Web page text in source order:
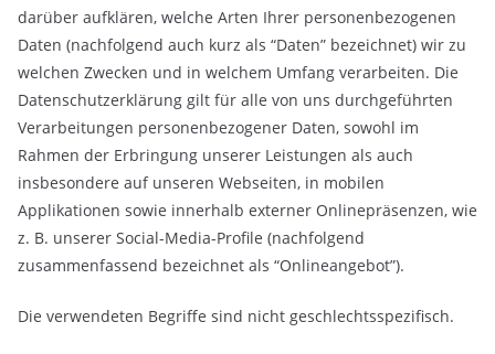
darüber aufklären, welche Arten Ihrer personenbezogenen
Daten (nachfolgend auch kurz als “Daten” bezeichnet) wir zu
welchen Zwecken und in welchem Umfang verarbeiten. Die
Datenschutzerklärung gilt für alle von uns durchgeführten
Verarbeitungen personenbezogener Daten, sowohl im
Rahmen der Erbringung unserer Leistungen als auch
insbesondere auf unseren Webseiten, in mobilen
Applikationen sowie innerhalb externer Onlinepräsenzen, wie
z. B. unserer Social-Media-Profile (nachfolgend
zusammenfassend bezeichnet als “Onlineangebot”).
Die verwendeten Begriffe sind nicht geschlechtsspezifisch.